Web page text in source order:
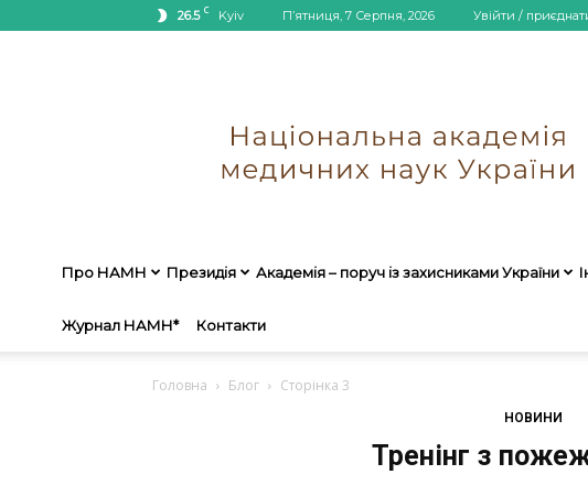
26.5 C Kyiv П’ятниця, 7 Серпня, 2026 Увійти /
Про НАМН Президія Академія – поруч із захисниками України
Журнал НАМН* Контакти
Головна Блог Сторінка 3
НОВИНИ
Тренінг з